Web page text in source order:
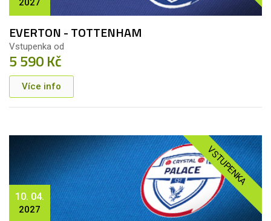
EVERTON - TOTTENHAM
Vstupenka od
5 590 Kč
Více info
VSTUPENKA
10. 04.
2027